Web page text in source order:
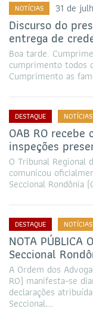
NOTÍCIAS 31 de
Discurso do
entrega de
Boa tarde.
cumprimento todos
Cumprimento as
DESTAQUE NOTÍCIAS
OAB RO
inspeções
O Tribunal Regional
comunicou
Seccional Rondônia
DESTAQUE NOTÍCIAS
NOTA
Seccional
A Ordem dos
RO) manifesta-se
declarações
Seccional,…